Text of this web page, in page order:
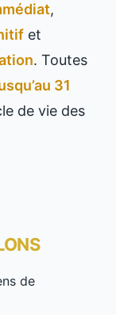
,
et
. Toutes
31
de vie des
de